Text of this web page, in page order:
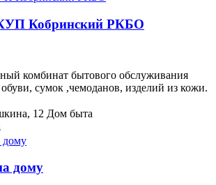
Кобринский РКБО
комбинат бытового обслуживания
сумок ,чемоданов, изделий из кожи.
12 Дом быта
дому